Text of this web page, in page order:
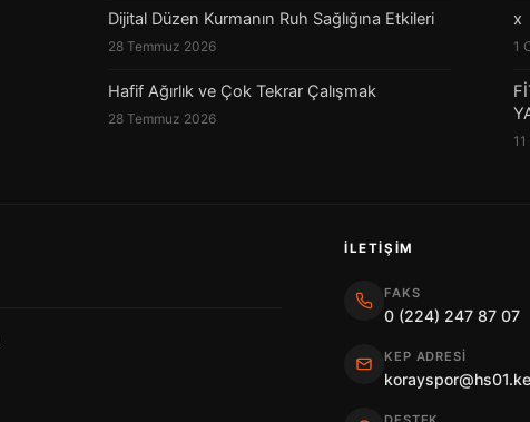
Dijital Düzen Kurmanın Ruh Sağlığına Etkileri
28 Temmuz 2026
Hafif Ağırlık ve Çok Tekrar Çalışmak
28 Temmuz 2026
x
1
İLETIŞIM
FAKS
0 (224) 247 87 07
KEP ADRESI